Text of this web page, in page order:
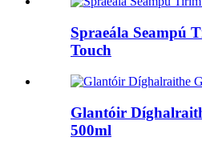
Spraeála Seampú
Touch
Glantóir
500ml